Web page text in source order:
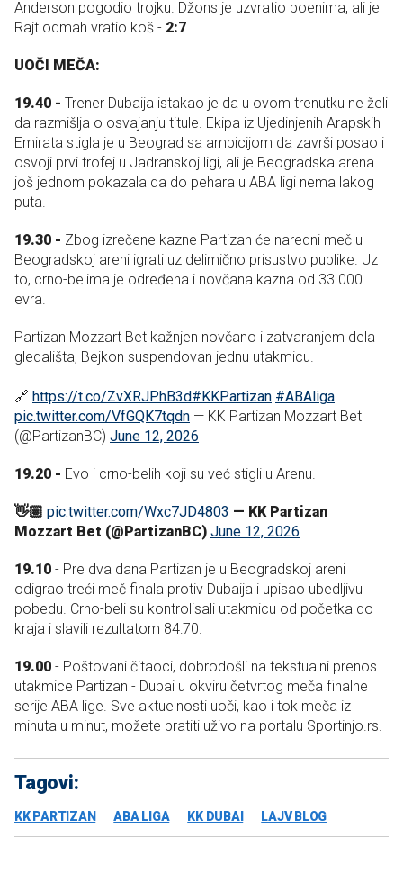
Anderson pogodio trojku. Džons je uzvratio poenima, ali je
Rajt odmah vratio koš - 2:7
UOČI MEČA:
19.40 - Trener Dubaija istakao je da u ovom trenutku ne želi
da razmišlja o osvajanju titule. Ekipa iz Ujedinjenih Arapskih
Emirata stigla je u Beograd sa ambicijom da završi posao i
osvoji prvi trofej u Jadranskoj ligi, ali je Beogradska arena
još jednom pokazala da do pehara u ABA ligi nema lakog
puta.
19.30 - Zbog izrečene kazne Partizan će naredni meč u
Beogradskoj areni igrati uz delimično prisustvo publike. Uz
to, crno-belima je određena i novčana kazna od 33.000
evra.
Partizan Mozzart Bet kažnjen novčano i zatvaranjem dela
gledališta, Bejkon suspendovan jednu utakmicu.
🔗 https://t.co/ZvXRJPhB3d#KKPartizan #ABAliga
pic.twitter.com/VfGQK7tqdn — KK Partizan Mozzart Bet
(@PartizanBC) June 12, 2026
19.20 - Evo i crno-belih koji su već stigli u Arenu.
👋🏽 pic.twitter.com/Wxc7JD4803 — KK Partizan
Mozzart Bet (@PartizanBC) June 12, 2026
19.10 - Pre dva dana Partizan je u Beogradskoj areni
odigrao treći meč finala protiv Dubaija i upisao ubedljivu
pobedu. Crno-beli su kontrolisali utakmicu od početka do
kraja i slavili rezultatom 84:70.
19.00 - Poštovani čitaoci, dobrodošli na tekstualni prenos
utakmice Partizan - Dubai u okviru četvrtog meča finalne
serije ABA lige. Sve aktuelnosti uoči, kao i tok meča iz
minuta u minut, možete pratiti uživo na portalu Sportinjo.rs.
Tagovi:
KK PARTIZAN ABA LIGA KK DUBAI LAJV BLOG